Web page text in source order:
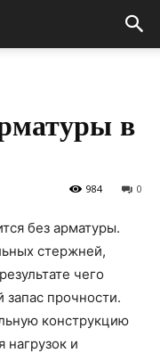
в
0
984
без арматуры.
стержней,
чего
прочности.
конструкцию
нагрузок и